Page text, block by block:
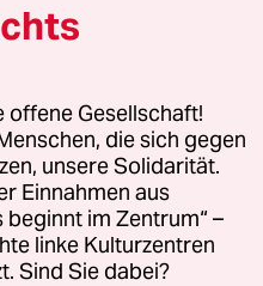
umgebucht hatte.
"Helfersyndrom".
Gesellschaft!
die sich gegen
unsere Solidarität.
Einnahmen aus
beginnt im Zentrum“ –
linke Kulturzentren
Sind Sie dabei?